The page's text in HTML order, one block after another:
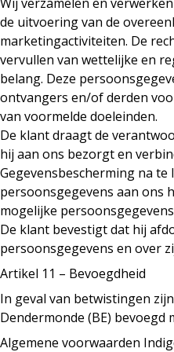
de uitvoering van de
marketingactiviteiten. De
vervullen van wettelijke en
belang. Deze
ontvangers en/of derden
van voormelde doeleinden.
De klant draagt de
hij aan ons bezorgt en
Gegevensbescherming na te
persoonsgegevens aan ons
mogelijke
De klant bevestigt dat hij
persoonsgegevens en over
Artikel 11 – Bevoegdheid
In geval van betwistingen
Dendermonde (BE)
Algemene voorwaarden